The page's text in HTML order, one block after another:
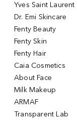
Yves Saint Laurent
Dr. Emi Skincare
Fenty Beauty
Fenty Skin
Fenty Hair
Caia Cosmetics
About Face
Milk Makeup
ARMAF
Transparent Lab